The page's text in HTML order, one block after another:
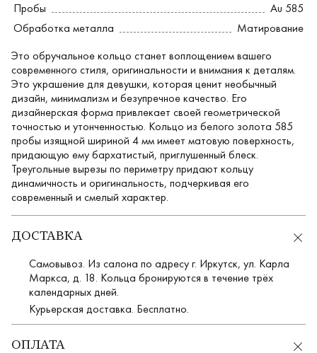
Пробы
Au 585
Обработка металла
Матирование
Это обручальное кольцо станет воплощением вашего
современного стиля, оригинальности и внимания к деталям.
Это украшение для девушки, которая ценит необычный
дизайн, минимализм и безупречное качество. Его
дизайнерская форма привлекает своей геометрической
точностью и утонченностью. Кольцо из белого золота 585
пробы изящной шириной 4 мм имеет матовую поверхность,
придающую ему бархатистый, приглушенный блеск.
Треугольные вырезы по периметру придают кольцу
динамичность и оригинальность, подчеркивая его
современный и смелый характер.
ДОСТАВКА
Самовывоз. Из салона по адресу г. Иркутск, ул. Карла
Маркса, д. 18. Кольца бронируются в течение трёх
календарных дней.
Курьерская доставка. Бесплатно.
ОПЛАТА